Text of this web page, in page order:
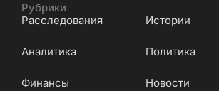
Рубрики
Расследования
Истории
Аналитика Политика
Финансы Новости